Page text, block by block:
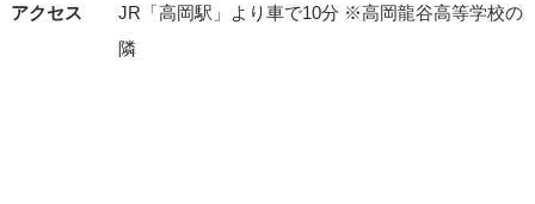
アクセス
JR「⾼岡駅」より⾞で10分 ※⾼岡⿓⾕⾼等学校の
隣